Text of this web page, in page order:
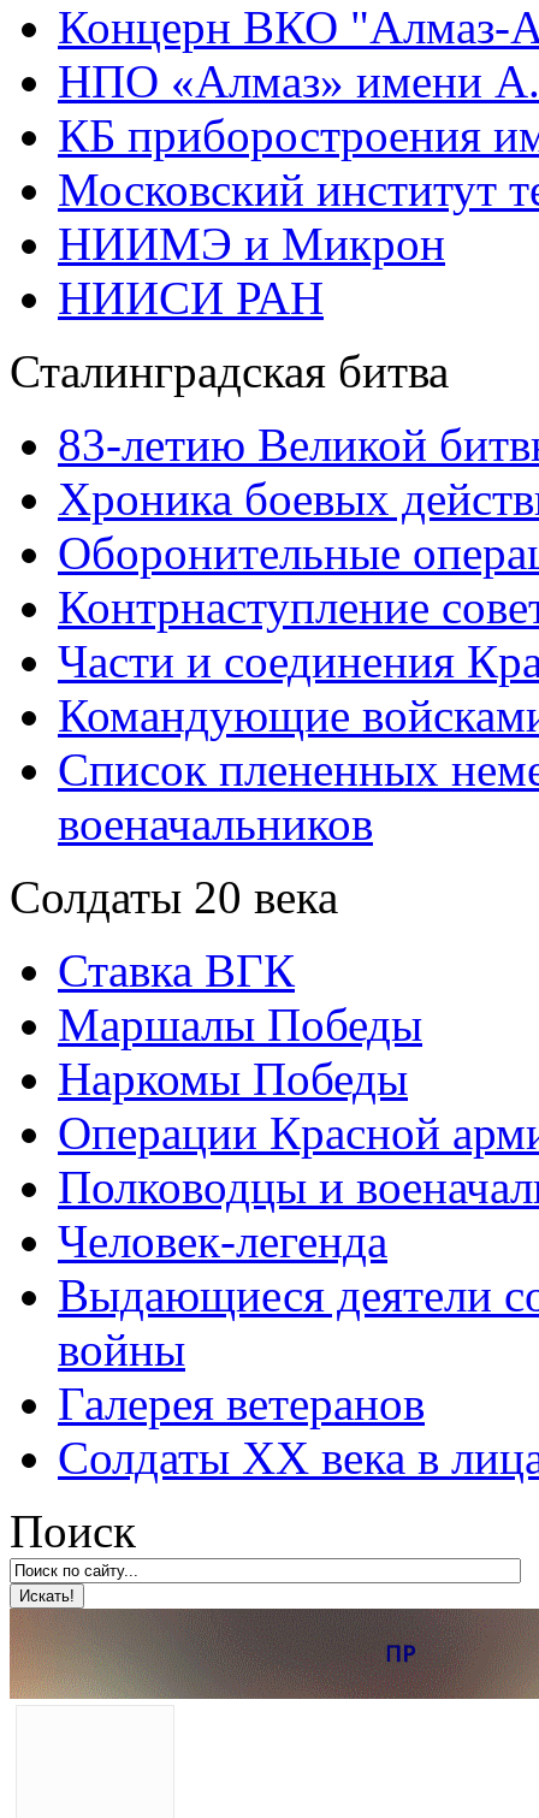
Концерн ВКО "Алмаз-
НПО «Алмаз» имени
КБ приборостроения
Московский институт
НИИМЭ и Микрон
НИИСИ РАН
Сталинградская битва
83-летию Великой
Хроника боевых
Оборонительные
Контрнаступление
Части и соединения
Командующие
Список плененных
военачальников
Солдаты 20 века
Ставка ВГК
Маршалы Победы
Наркомы Победы
Операции Красной
Полководцы и
Человек-легенда
Выдающиеся деятели
войны
Галерея ветеранов
Солдаты XX века в
Поиск